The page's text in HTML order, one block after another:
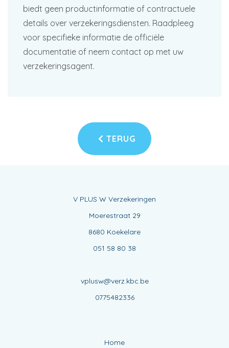
biedt geen productinformatie of contractuele
details over verzekeringsdiensten. Raadpleeg
voor specifieke informatie de officiële
documentatie of neem contact op met uw
verzekeringsagent.
TERUG
V PLUS W Verzekeringen
Moerestraat 29
8680 Koekelare
051 58 80 38
vplusw@verz.kbc.be
0775482336
Home